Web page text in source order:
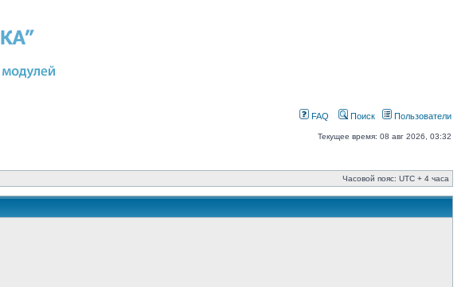
FAQ Поиск Пользователи
Текущее время: 08 авг 2026, 03:32
Часовой пояс: UTC + 4 часа